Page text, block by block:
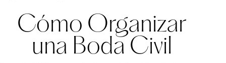
Cómo Organizar
una Boda Civil